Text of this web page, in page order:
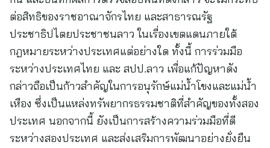
ต่อสิทธิของราชอาณาจักรไทย และสาธารณรัฐ
ประชาธิปไตยประชาชนลาว ในเรื่องเขตแดนภายใต้
กฎหมายระหว่างประเทศแต่อย่างใด ทั้งนี้ การร่วมมือ
ระหว่างประเทศไทย และ สปป.ลาว เพื่อแก้ปัญหาดัง
กล่าวถือเป็นก้าวสำคัญในการอนุรักษ์แม่น้ำโขงและแม่น้ำ
เหือง ซึ่งเป็นแหล่งทรัพยากรธรรมชาติที่สำคัญของทั้งสอง
ประเทศ นอกจากนี้ ยังเป็นการสร้างความร่วมมือที่ดี
ระหว่างสองประเทศ และส่งเสริมการพัฒนาอย่างยั่งยืน